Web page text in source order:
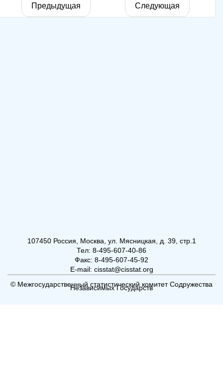
Предыдущая Следующая
107450 Россия, Москва, ул. Мясницкая, д. 39, стр.1
Тел: 8-495-607-40-86
Факс: 8-495-607-45-92
E-mail: cisstat@cisstat.org
© Межгосударственный статистический комитет Содружества
Независимых Государств